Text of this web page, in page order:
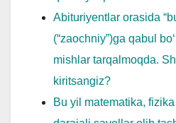
Abituriyentlar orasida
(“zaochniy”)ga qabul
mishlar tarqalmoqda.
kiritsangiz?
Bu yil matematika,